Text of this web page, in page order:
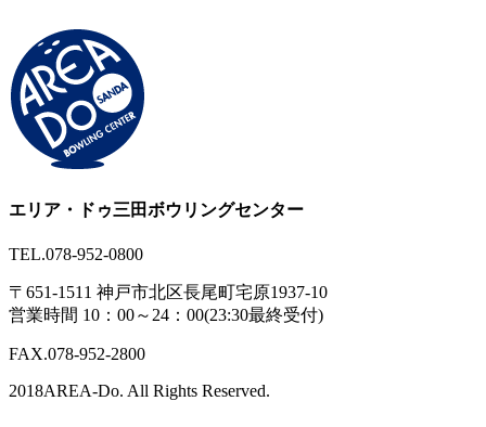
エリア・ドゥ三田ボウリングセンター
TEL.078-952-0800
〒651-1511 神戸市北区長尾町宅原1937-10
営業時間 10：00～24：00(23:30最終受付)
FAX.078-952-2800
2018AREA-Do. All Rights Reserved.